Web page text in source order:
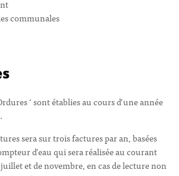
communales
‘ sont établies au cours d’une année
sera sur trois factures par an, basées
d’eau qui sera réalisée au courant
et de novembre, en cas de lecture non